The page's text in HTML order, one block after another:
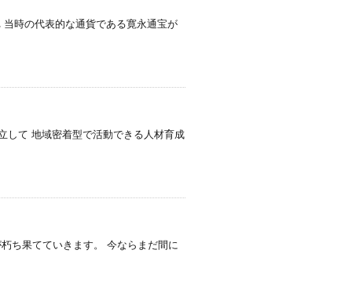
時の代表的な通貨である寛永通宝が
して 地域密着型で活動できる人材育成
ち果てていきます。 今ならまだ間に